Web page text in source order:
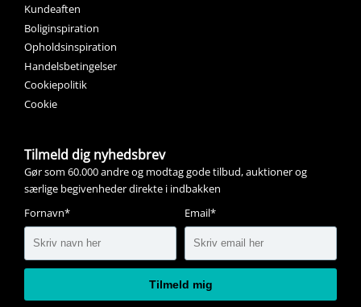
Kundeaften
Boliginspiration
Opholdsinspiration
Handelsbetingelser
Cookiepolitik
Cookie
Tilmeld dig nyhedsbrev
Gør som 60.000 andre og modtag gode tilbud, auktioner og
særlige begivenheder direkte i indbakken
Fornavn*
Email*
Tilmeld mig